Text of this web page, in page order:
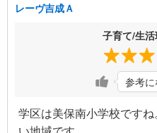
レーヴ吉成Ａ
子育て/生
参考
学区は美保南小学校です